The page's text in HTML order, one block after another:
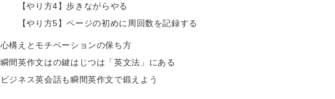
【やり方4】歩きながらやる
【やり方5】ページの初めに周回数を記録する
心構えとモチベーションの保ち方
瞬間英作文はの鍵はじつは「英文法」にある
ビジネス英会話も瞬間英作文で鍛えよう